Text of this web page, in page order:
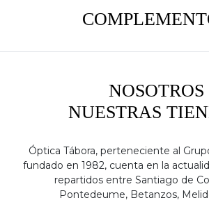
NOSOTROS
NUESTRAS
Óptica Tábora, perteneciente al
fundado en 1982, cuenta en la
repartidos entre Santiago de
Pontedeume, Betanzos,